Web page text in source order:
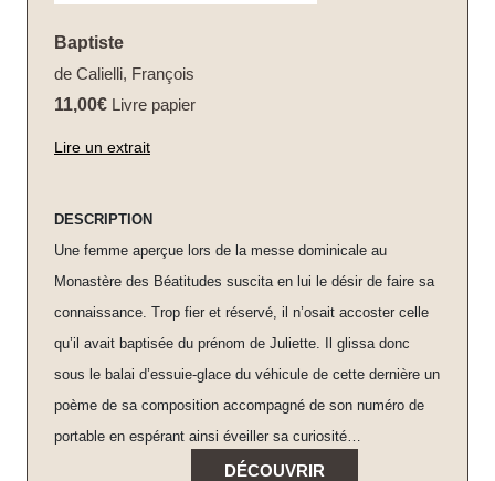
Baptiste
de Calielli, François
11,00€ Livre papier
Lire un extrait
DESCRIPTION
Une femme aperçue lors de la messe dominicale au
Monastère des Béatitudes suscita en lui le désir de faire sa
connaissance. Trop fier et réservé, il n’osait accoster celle
qu’il avait baptisée du prénom de Juliette. Il glissa donc
sous le balai d’essuie-glace du véhicule de cette dernière un
poème de sa composition accompagné de son numéro de
portable en espérant ainsi éveiller sa curiosité…
DÉCOUVRIR